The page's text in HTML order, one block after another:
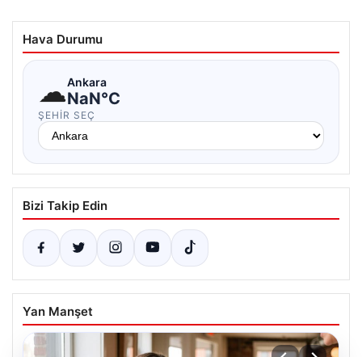
Hava Durumu
☁Ankara
NaN°C
ŞEHIR SEÇ
Bizi Takip Edin
Yan Manşet